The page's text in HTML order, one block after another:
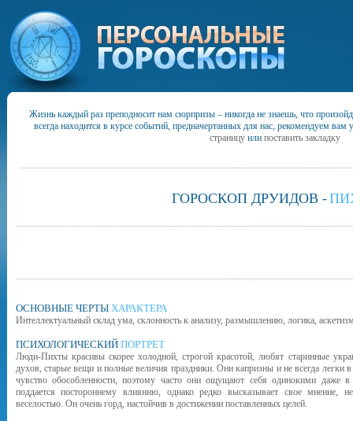
Жизнь каждый раз преподносит нам сюрпризы – никогда не знаешь, что
всегда находится в курсе событий, предначертанных для нас, рекомендуем вам
страницу или поставить закладку
ГОРОСКОП ДРУИДОВ -
ОСНОВНЫЕ ЧЕРТЫ ХАРАКТЕРА
Интеллектуальный склад ума, склонность к анализу, размышлению, логика,
ПСИХОЛОГИЧЕСКИЙ ПОРТРЕТ
Люди-Пихты красивы скорее холодной, строгой красотой, любят старинные
духов, старые вещи и полные величия праздники. Они капризны и не всегда легки
чувство обособленности, поэтому часто они ощущают себя одинокими даже
поддается постороннему влиянию, однако редко высказывает свое мнение,
веселостью. Он очень горд, настойчив в достижении поставленных целей.